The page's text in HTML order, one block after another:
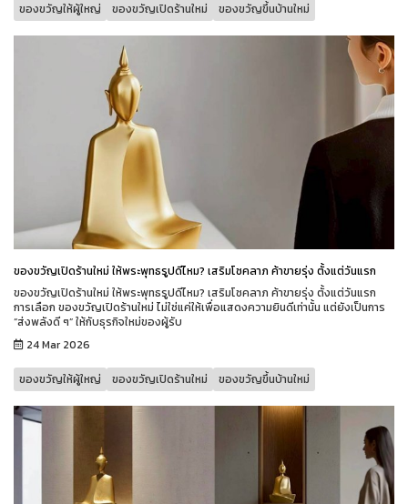
ของขวัญให้ผู้ใหญ่ ของขวัญเปิดร้านใหม่ ของขวัญขึ้นบ้านใหม่
ของขวัญเปิดร้านใหม่ ให้พระพุทธรูปดีไหม? เสริมโชคลาภ ค้าขายรุ่ง ตั้งแต่วันแรก
ของขวัญเปิดร้านใหม่ ให้พระพุทธรูปดีไหม? เสริมโชคลาภ ค้าขายรุ่ง ตั้งแต่วันแรก
การเลือก ของขวัญเปิดร้านใหม่ ไม่ใช่แค่ให้เพื่อแสดงความยินดีเท่านั้น แต่ยังเป็นการ
“ส่งพลังดี ๆ” ให้กับธุรกิจใหม่ของผู้รับ
24 Mar 2026
ของขวัญให้ผู้ใหญ่ ของขวัญเปิดร้านใหม่ ของขวัญขึ้นบ้านใหม่